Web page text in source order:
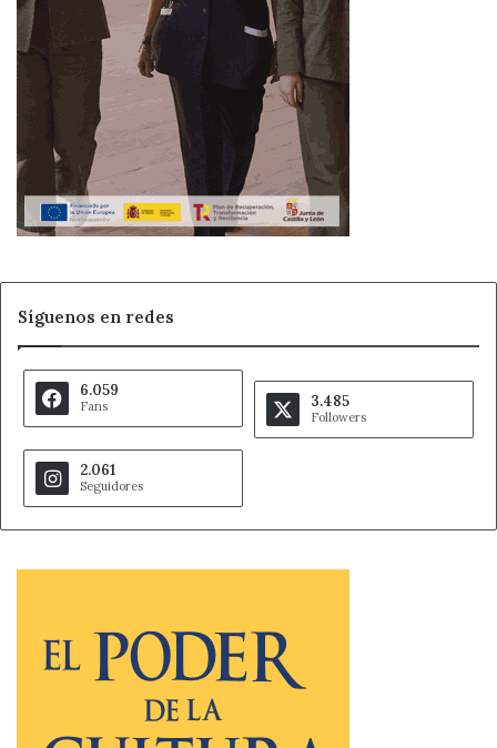
Síguenos en redes
6.059
Fans 3.485
Followers
2.061
Seguidores